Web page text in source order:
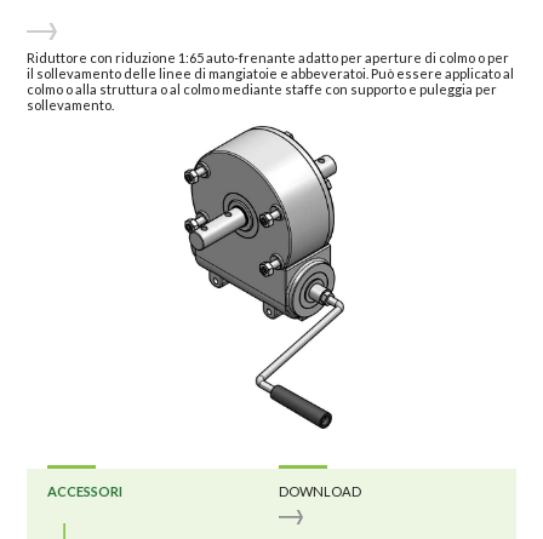
Riduttore con riduzione 1:65 auto-frenante adatto per aperture di colmo o per
il sollevamento delle linee di mangiatoie e abbeveratoi. Può essere applicato al
colmo o alla struttura o al colmo mediante staffe con supporto e puleggia per
sollevamento.
ACCESSORI DOWNLOAD